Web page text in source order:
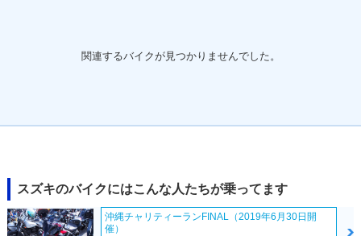
関連するバイクが見つかりませんでした。
スズキのバイクにはこんな人たちが乗ってます
沖縄チャリティーランFINAL（2019年6月30日開
催）